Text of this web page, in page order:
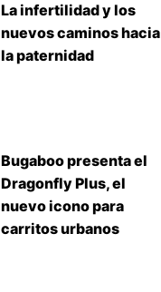
La infertilidad y los
nuevos caminos hacia
la paternidad
Bugaboo presenta el
Dragonfly Plus, el
nuevo icono para
carritos urbanos